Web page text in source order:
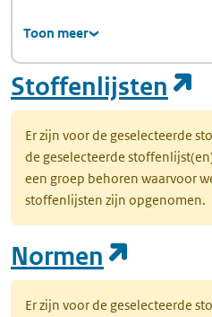
Toon meer
Stoffenlijsten
Er zijn voor de geselecteerde
de geselecteerde
een groep behoren waarvoor
stoffenlijsten zijn opgenomen.
Normen
Er zijn voor de geselecteerde